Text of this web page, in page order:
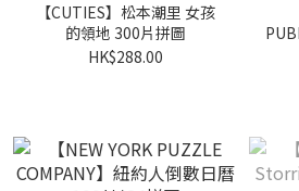
【CUTIES】松本潮里 女孩
的領地 300片拼圖
HK$288.00
一